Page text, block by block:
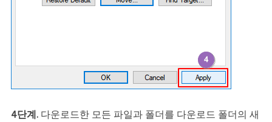
4단계.다운로드한 모든 파일과 폴더를 다운로드 폴더의 새